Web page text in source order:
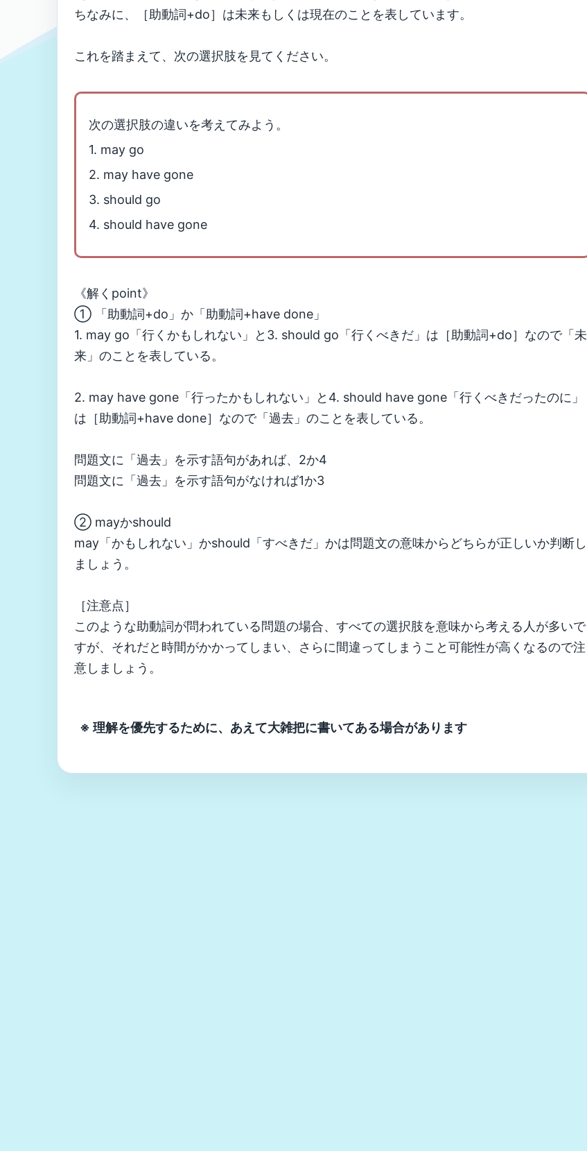
ちなみに、［助動詞+do］は未来もしくは現在のことを表しています。
これを踏まえて、次の選択肢を見てください。
次の選択肢の違いを考えてみよう。
1. may go
2. may have gone
3. should go
4. should have gone
《解くpoint》
① 「助動詞+do」か「助動詞+have done」
1. may go「行くかもしれない」と3. should go「行くべきだ」は［助動詞+do］なので「未
来」のことを表している。
2. may have gone「行ったかもしれない」と4. should have gone「行くべきだったのに」
は［助動詞+have done］なので「過去」のことを表している。
問題文に「過去」を示す語句があれば、2か4
問題文に「過去」を示す語句がなければ1か3
② mayかshould
may「かもしれない」かshould「すべきだ」かは問題文の意味からどちらが正しいか判断し
ましょう。
［注意点］
このような助動詞が問われている問題の場合、すべての選択肢を意味から考える人が多いで
すが、それだと時間がかかってしまい、さらに間違ってしまうこと可能性が高くなるので注
意しましょう。
※ 理解を優先するために、あえて大雑把に書いてある場合があります